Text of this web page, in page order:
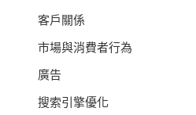
客戶關係
市場與消費者行為
廣告
搜索引擎優化